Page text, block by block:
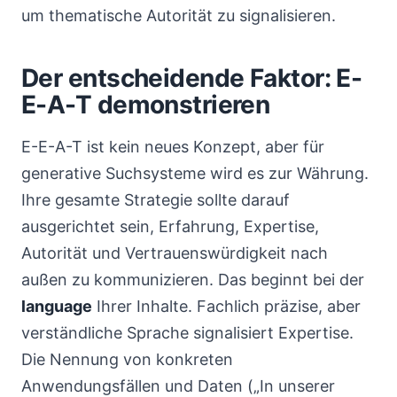
um thematische Autorität zu signalisieren.
Der entscheidende Faktor: E-
E-A-T demonstrieren
E-E-A-T ist kein neues Konzept, aber für
generative Suchsysteme wird es zur Währung.
Ihre gesamte Strategie sollte darauf
ausgerichtet sein, Erfahrung, Expertise,
Autorität und Vertrauenswürdigkeit nach
außen zu kommunizieren. Das beginnt bei der
language Ihrer Inhalte. Fachlich präzise, aber
verständliche Sprache signalisiert Expertise.
Die Nennung von konkreten
Anwendungsfällen und Daten („In unserer